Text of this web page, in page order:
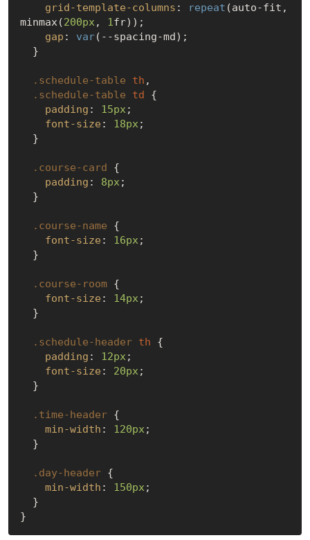
grid-template-columns : repeat (auto-fit,
minmax(200px , 1 fr));
gap : var(--spacing-md);
.schedule-table th ,
.schedule-table
td {
padding : 15px ;
font-size : 18px ;
.course-card {
padding : 8px ;
.course-name {
font-size : 16px ;
.course-room {
font-size : 14px ;
.schedule-header th {
padding : 12px ;
font-size : 20px ;
.time-header {
min-width : 120px ;
.day-header {
min-width : 150px ;